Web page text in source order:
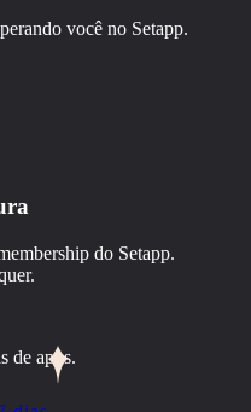
você no Setapp.
do Setapp.
de apps.